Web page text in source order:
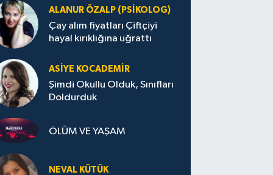
ALANUR ÖZALP (PSIKOLOG)
Çay alım fiyatları Çiftçiyi
hayal kırıklığına uğrattı
ASIYE KOCADEMİR
Şimdi Okullu Olduk, Sınıfları
Doldurduk
ÖLÜM VE YAŞAM
NEVAL KÜTÜK